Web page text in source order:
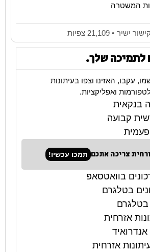
המשטרה
קישור ישיר • 21,109 צפיות
לתמיכה שלך.
עקבו, האזינו וצפו בעיתונות
ואפליקציות.
בנקאית
קבועה
צריכה אתכם תמכו עכשיו!
בוואטסאפ
בטלגרם
אזרחית
אזרחית